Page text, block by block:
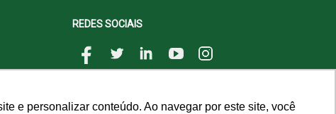
e personalizar conteúdo. Ao navegar por este site, você
REDES SOCIAIS